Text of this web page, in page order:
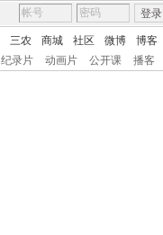
登录
三农 商城 社区 微博 博客
纪录片 动画片 公开课 播客